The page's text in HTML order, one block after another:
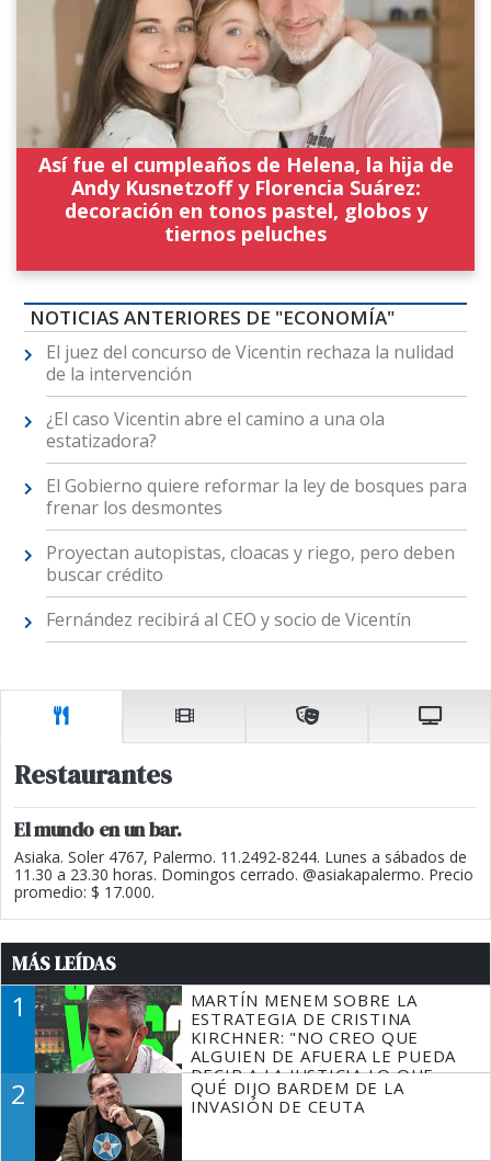
Así fue el cumpleaños de Helena, la hija de
Andy Kusnetzoff y Florencia Suárez:
decoración en tonos pastel, globos y
tiernos peluches
NOTICIAS ANTERIORES DE "ECONOMÍA"
El juez del concurso de Vicentin rechaza la nulidad
de la intervención
¿El caso Vicentin abre el camino a una ola
estatizadora?
El Gobierno quiere reformar la ley de bosques para
frenar los desmontes
Proyectan autopistas, cloacas y riego, pero deben
buscar crédito
Fernández recibirá al CEO y socio de Vicentín
Restaurantes
El mundo en un bar.
Asiaka. Soler 4767, Palermo. 11.2492-8244. Lunes a sábados de
11.30 a 23.30 horas. Domingos cerrado. @asiakapalermo. Precio
promedio: $ 17.000.
MÁS LEÍDAS
1
MARTÍN MENEM SOBRE LA
ESTRATEGIA DE CRISTINA
KIRCHNER: "NO CREO QUE
ALGUIEN DE AFUERA LE PUEDA
DECIR A LA JUSTICIA LO QUE
TIENE QUE HACER"
2
QUÉ DIJO BARDEM DE LA
INVASIÓN DE CEUTA